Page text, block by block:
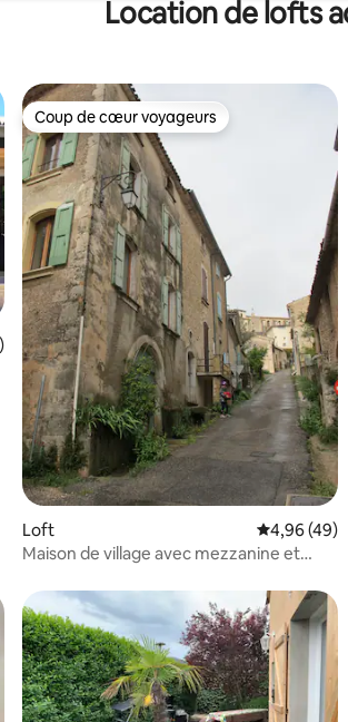
Location de lofts
moyenne sur la base de 30 commentaires :
Coup de cœur voyageurs
Coup de cœur voyageurs
Loft Évaluation
4,96 (49)
Maison de village avec mezzanine et